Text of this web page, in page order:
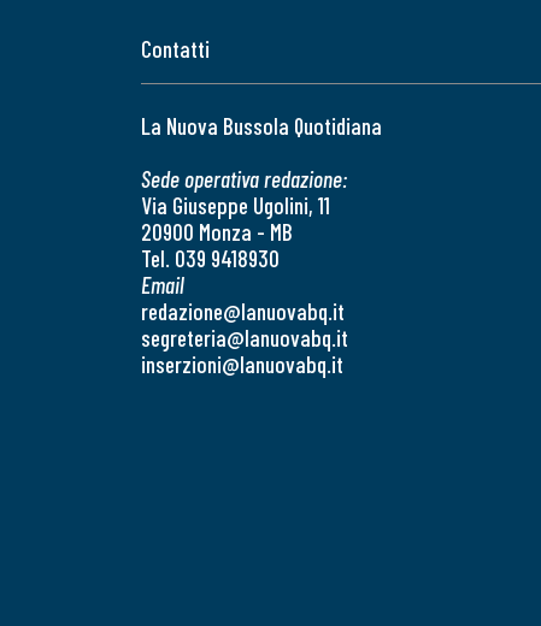
Contatti
La Nuova Bussola Quotidiana
Sede operativa redazione:
Via Giuseppe Ugolini, 11
20900 Monza - MB
Tel. 039 9418930
Email
redazione@lanuovabq.it
segreteria@lanuovabq.it
inserzioni@lanuovabq.it